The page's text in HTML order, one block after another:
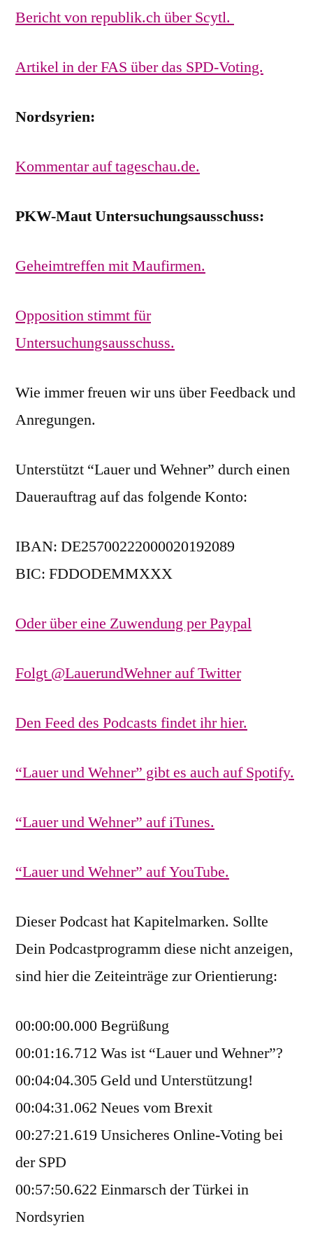
Bericht von republik.ch über Scytl.
Artikel in der FAS über das SPD-Voting.
Nordsyrien:
Kommentar auf tageschau.de.
PKW-Maut Untersuchungsausschuss:
Geheimtreffen mit Maufirmen.
Opposition stimmt für
Untersuchungsausschuss.
Wie immer freuen wir uns über Feedback und
Anregungen.
Unterstützt “Lauer und Wehner” durch einen
Dauerauftrag auf das folgende Konto:
IBAN: DE25700222000020192089
BIC: FDDODEMMXXX
Oder über eine Zuwendung per Paypal
Folgt @LauerundWehner auf Twitter
Den Feed des Podcasts findet ihr hier.
“Lauer und Wehner” gibt es auch auf Spotify.
“Lauer und Wehner” auf iTunes.
“Lauer und Wehner” auf YouTube.
Dieser Podcast hat Kapitelmarken. Sollte
Dein Podcastprogramm diese nicht anzeigen,
sind hier die Zeiteinträge zur Orientierung:
00:00:00.000 Begrüßung
00:01:16.712 Was ist “Lauer und Wehner”?
00:04:04.305 Geld und Unterstützung!
00:04:31.062 Neues vom Brexit
00:27:21.619 Unsicheres Online-Voting bei
der SPD
00:57:50.622 Einmarsch der Türkei in
Nordsyrien